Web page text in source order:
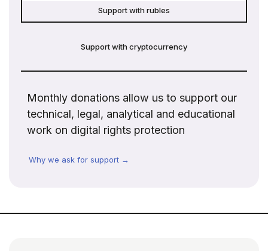
Support with rubles
Support with cryptocurrency
Monthly donations allow us to support our
technical, legal, analytical and educational
work on digital rights protection
Why we ask for support →